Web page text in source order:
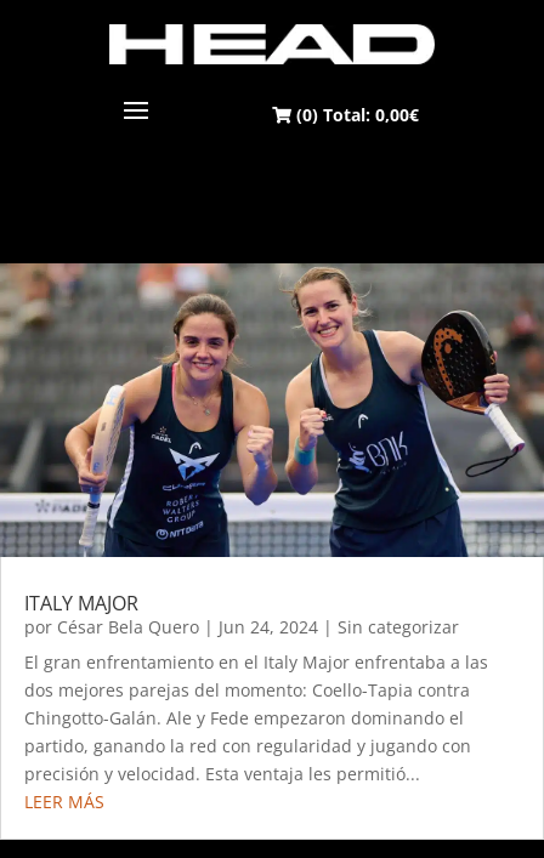
(0) Total: 0,00€
BLOG
ITALY MAJOR
por César Bela Quero | Jun 24, 2024 | Sin categorizar
El gran enfrentamiento en el Italy Major enfrentaba a las
dos mejores parejas del momento: Coello-Tapia contra
Chingotto-Galán. Ale y Fede empezaron dominando el
partido, ganando la red con regularidad y jugando con
precisión y velocidad. Esta ventaja les permitió...
LEER MÁS